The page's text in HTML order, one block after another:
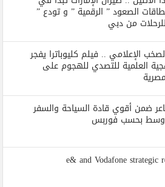
الصعود ” الرقمية ” و تودع ”
من دبي
الإعلامي .. فيلم كليوباترا يفجر
العلمية للتصدي للهجوم على
ضمن أقوي قادة السياحة والسفر
بحسب فوربس
e& and Vodafone strategic